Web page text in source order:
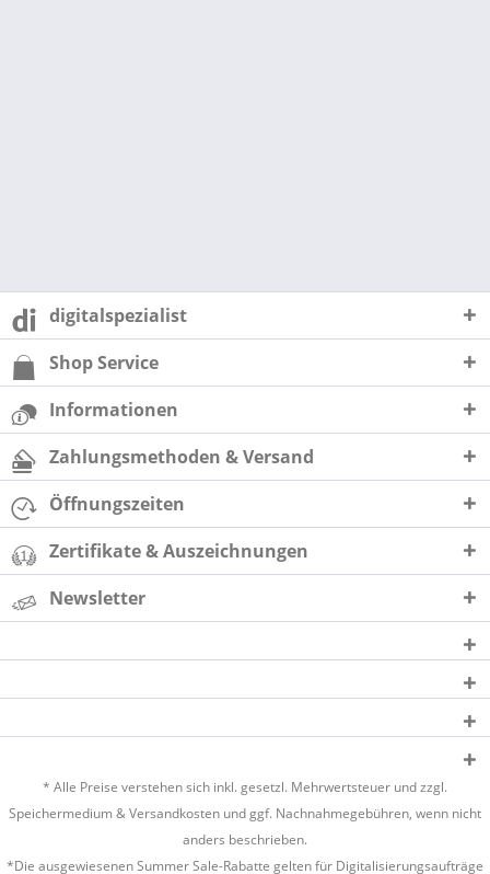
digitalspezialist
Shop Service
Informationen
Zahlungsmethoden & Versand
Öffnungszeiten
Zertifikate & Auszeichnungen
Newsletter
* Alle Preise verstehen sich inkl. gesetzl. Mehrwertsteuer und zzgl.
Speichermedium &Versandkosten und ggf. Nachnahmegebühren, wenn nicht
anders beschrieben.
*Die ausgewiesenen Summer Sale-Rabatte gelten für Digitalisierungsaufträge